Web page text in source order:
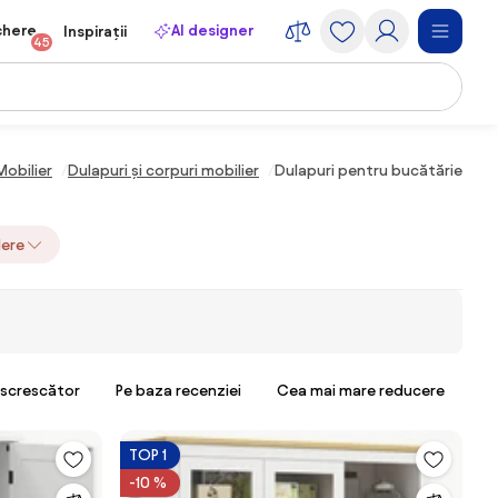
45
Inspirații AI designer
Dulapuri și corpuri mobilier Dulapuri pentru bucătărie
Pe baza recenziei Cea mai mare reducere
TOP 1
-10 %